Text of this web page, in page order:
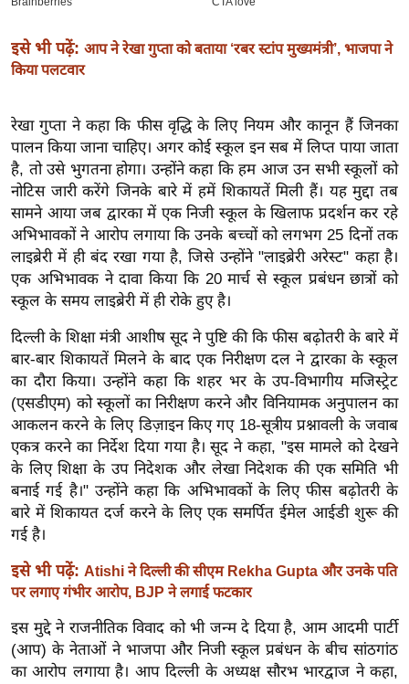
सा
बे
सा
ल
श
ख्सि
य
त
यं
ग
डि
या
सा
हि
त्य
ज
ग
त
ऑ
टो
व
र्ल्ड
न्यू
ज
इसे भी पढ़ें: आप ने रेखा गुप्ता को बताया ‘रबर स्टांप मुख्यमंत्री’, भाजपा ने
किया पलटवार
रेखा गुप्ता ने कहा कि फीस वृद्धि के लिए नियम और कानून हैं जिनका
पालन किया जाना चाहिए। अगर कोई स्कूल इन सब में लिप्त पाया जाता
है, तो उसे भुगतना होगा। उन्होंने कहा कि हम आज उन सभी स्कूलों को
नोटिस जारी करेंगे जिनके बारे में हमें शिकायतें मिली हैं। यह मुद्दा तब
सामने आया जब द्वारका में एक निजी स्कूल के खिलाफ प्रदर्शन कर रहे
अभिभावकों ने आरोप लगाया कि उनके बच्चों को लगभग 25 दिनों तक
लाइब्रेरी में ही बंद रखा गया है, जिसे उन्होंने "लाइब्रेरी अरेस्ट" कहा है।
एक अभिभावक ने दावा किया कि 20 मार्च से स्कूल प्रबंधन छात्रों को
स्कूल के समय लाइब्रेरी में ही रोके हुए है।
दिल्ली के शिक्षा मंत्री आशीष सूद ने पुष्टि की कि फीस बढ़ोतरी के बारे में
बार-बार शिकायतें मिलने के बाद एक निरीक्षण दल ने द्वारका के स्कूल
का दौरा किया। उन्होंने कहा कि शहर भर के उप-विभागीय मजिस्ट्रेट
(एसडीएम) को स्कूलों का निरीक्षण करने और विनियामक अनुपालन का
आकलन करने के लिए डिज़ाइन किए गए 18-सूत्रीय प्रश्नावली के जवाब
एकत्र करने का निर्देश दिया गया है। सूद ने कहा, "इस मामले को देखने
के लिए शिक्षा के उप निदेशक और लेखा निदेशक की एक समिति भी
बनाई गई है।" उन्होंने कहा कि अभिभावकों के लिए फीस बढ़ोतरी के
बारे में शिकायत दर्ज करने के लिए एक समर्पित ईमेल आईडी शुरू की
गई है।
इसे भी पढ़ें: Atishi ने दिल्ली की सीएम Rekha Gupta और उनके पति
पर लगाए गंभीर आरोप, BJP ने लगाई फटकार
इस मुद्दे ने राजनीतिक विवाद को भी जन्म दे दिया है, आम आदमी पार्टी
(आप) के नेताओं ने भाजपा और निजी स्कूल प्रबंधन के बीच सांठगांठ
का आरोप लगाया है। आप दिल्ली के अध्यक्ष सौरभ भारद्वाज ने कहा,